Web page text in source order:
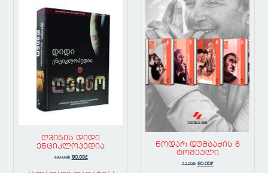
ღვინის დიდი
ენციკლოპედია
130.00₾ 90.00₾
ნოდარ დუმბაძის 6
ტომეული
72.00₾ 60.00₾